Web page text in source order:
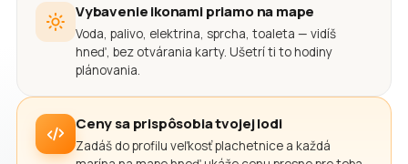
Vybavenie ikonami priamo na mape
Voda, palivo, elektrina, sprcha, toaleta — vidíš
hneď, bez otvárania karty. Ušetrí ti to hodiny
plánovania.
Ceny sa prispôsobia tvojej lodi
Zadáš do profilu veľkosť plachetnice a každá